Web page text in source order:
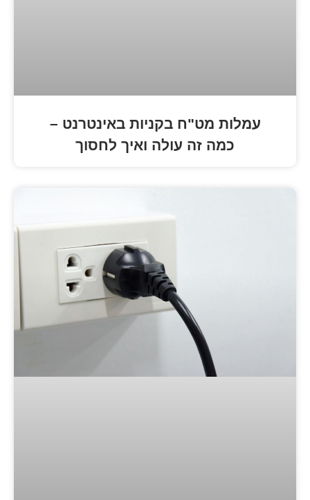
בקניות באינטרנט –
זה עולה ואיך לחסוך